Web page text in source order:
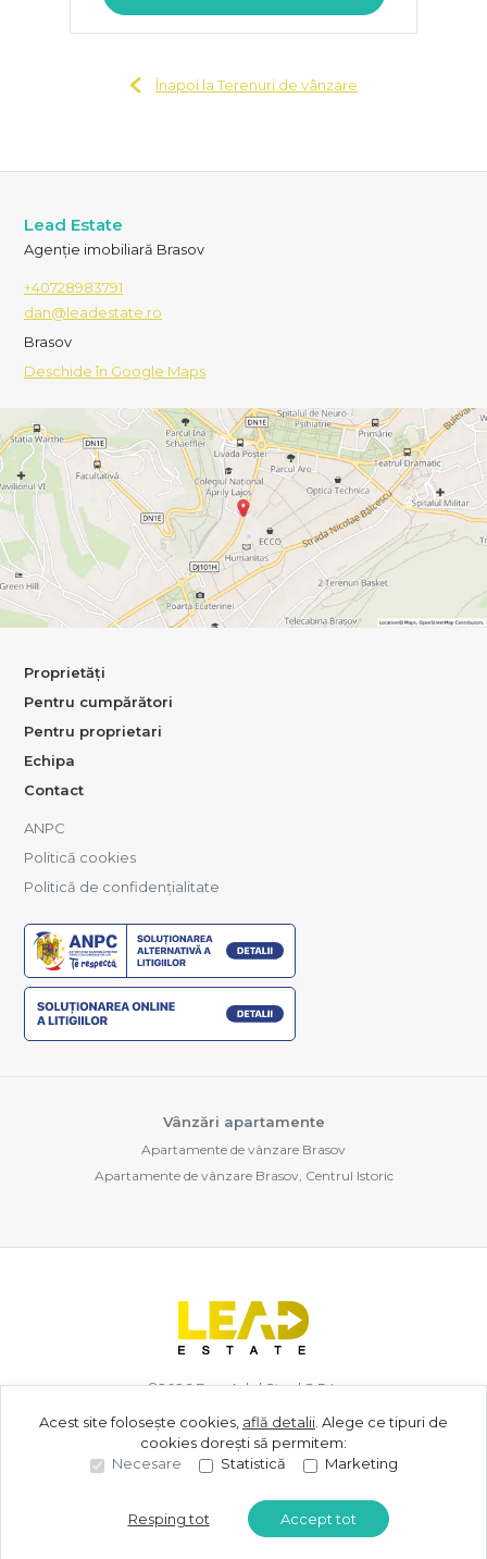
Înapoi la Terenuri de vânzare
Lead Estate
Agenție imobiliară Brasov
+40728983791
dan@leadestate.ro
Brasov
Deschide în Google Maps
Proprietăți
Pentru cumpărători
Pentru proprietari
Echipa
Contact
ANPC
Politică cookies
Politică de confidențialitate
Vânzări apartamente
Apartamente de vânzare Brasov
Apartamente de vânzare Brasov, Centrul Istoric
©2026Den Adel Staal S.R.L.
Site creat în
Acest site folosește cookies, află detalii Alege ce tipuri de
cookies dorești să permitem:
Necesare
Statistică Marketing
Resping tot Accept tot